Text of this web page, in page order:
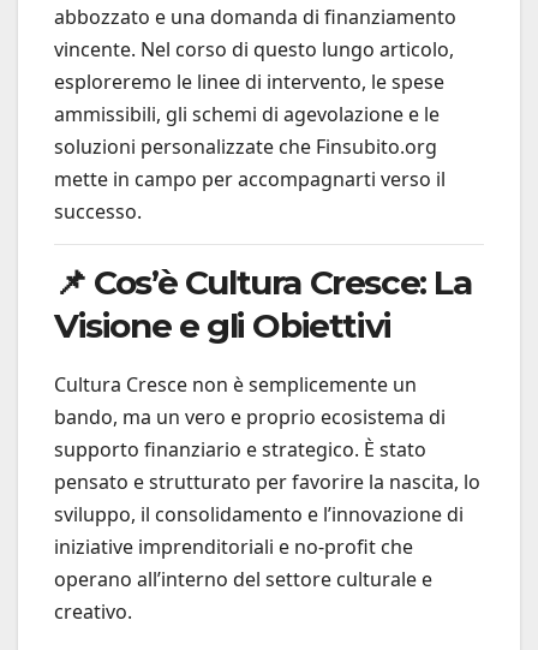
abbozzato e una domanda di finanziamento
vincente. Nel corso di questo lungo articolo,
esploreremo le linee di intervento, le spese
ammissibili, gli schemi di agevolazione e le
soluzioni personalizzate che Finsubito.org
mette in campo per accompagnarti verso il
successo.
📌 Cos’è Cultura Cresce: La
Visione e gli Obiettivi
Cultura Cresce non è semplicemente un
bando, ma un vero e proprio ecosistema di
supporto finanziario e strategico. È stato
pensato e strutturato per favorire la nascita, lo
sviluppo, il consolidamento e l’innovazione di
iniziative imprenditoriali e no-profit che
operano all’interno del settore culturale e
creativo.